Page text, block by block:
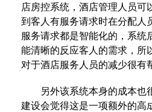
店房控系统，酒店管理人员可
到客人有服务请求时在分配人
服务请求都是智能化的，系统
能清晰的反应客人的需求，所
对于酒店服务人员的减少很有
另外该系统本身的成本也
建设会觉得这是一项额外的高